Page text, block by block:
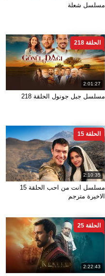
مسلسل شعلة
2:01:27
الحلقة 218
مسلسل جبل جونول الحلقة 218
2:10:35
الحلقة 15
مسلسل انت من احب الحلقة 15
الاخيرة مترجم
2:22:43
الحلقة 25